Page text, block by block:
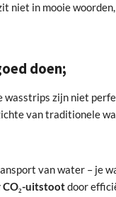
niet in mooie
doen;
wasstrips zijn niet
van traditionele
van water – je
CO₂-uitstootdoor